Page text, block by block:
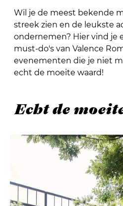
Wil je de meest bekende
streek zien en de leukste
ondernemen? Hier vind je
must-do's van Valence
evenementen die je niet
echt de moeite waard!
Echt de